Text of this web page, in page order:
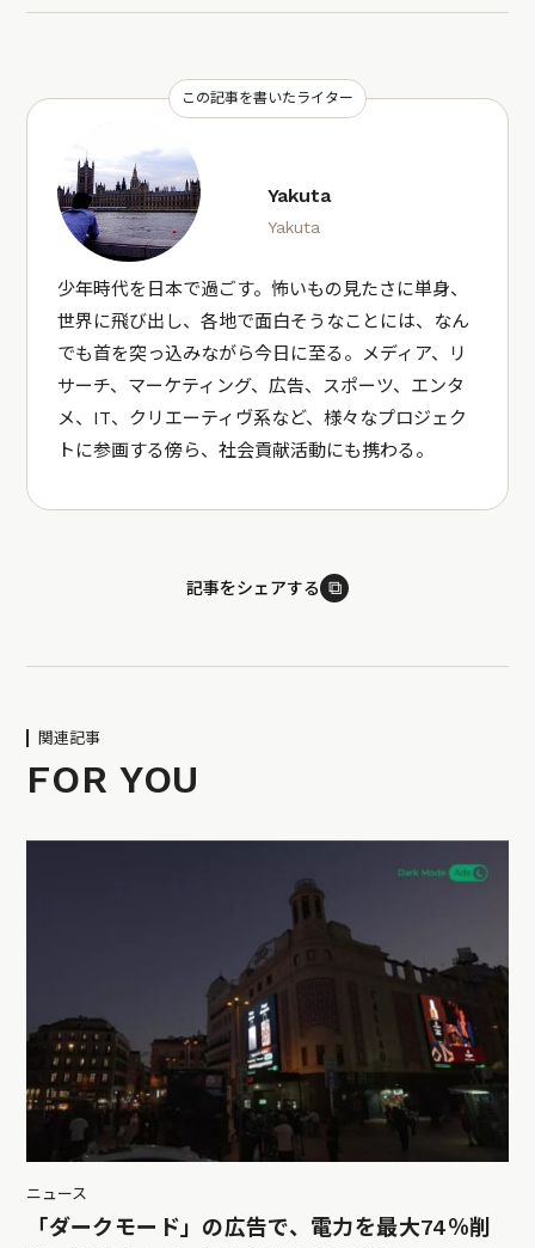
この記事を書いたライター
Yakuta
Yakuta
少年時代を日本で過ごす。怖いもの見たさに単身、
世界に飛び出し、各地で面白そうなことには、なん
でも首を突っ込みながら今日に至る。メディア、リ
サーチ、マーケティング、広告、スポーツ、エンタ
メ、IT、クリエーティヴ系など、様々なプロジェク
トに参画する傍ら、社会貢献活動にも携わる。
記事をシェアする ⧉
関連記事
FOR YOU
ニュース
「ダークモード」の広告で、電力を最大74％削